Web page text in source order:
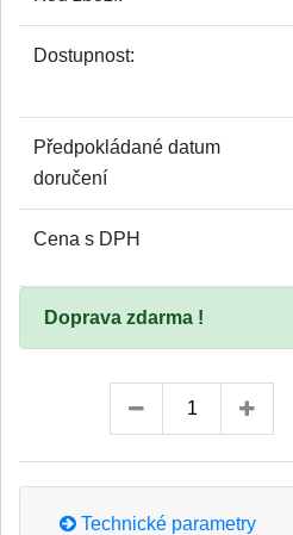
Dostupnost:
Předpokládané datum
doručení
Cena s DPH
Doprava zdarma !
Technické parametry